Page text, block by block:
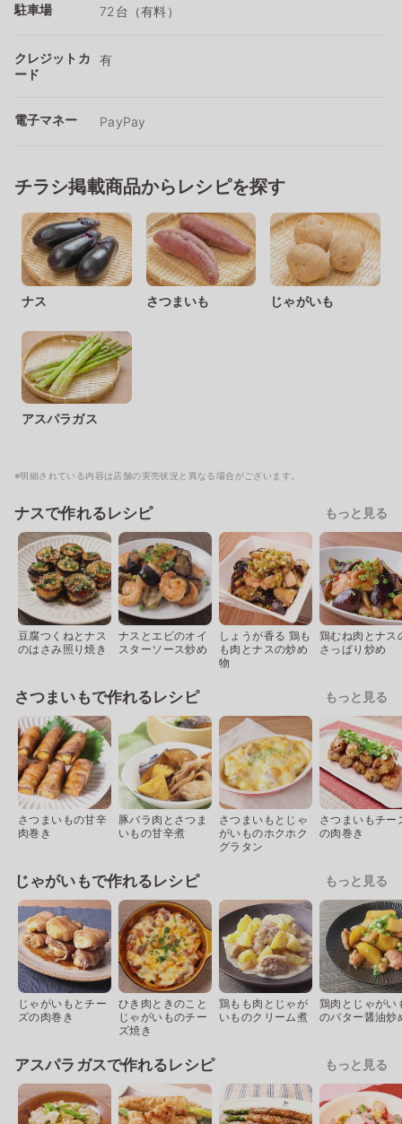
駐車場 72台（有料）
クレジットカ
ード
有
電子マネー PayPay
チラシ掲載商品からレシピを探す
ナス さつまいも じゃがいも
アスパラガス
※明細されている内容は店舗の実売状況と異なる場合がございます。
ナスで作れるレシピ もっと見る
豆腐つくねとナス
のはさみ照り焼き
ナスとエビのオイ
スターソース炒め
しょうが香る 鶏も
も肉とナスの炒め
物
鶏むね肉とナス
さっぱり炒め
さつまいもで作れるレシピ もっと見る
さつまいもの甘辛
肉巻き
豚バラ肉とさつま
いもの甘辛煮
さつまいもとじゃ
がいものホクホク
グラタン
さつまいもチー
の肉巻き
じゃがいもで作れるレシピ もっと見る
じゃがいもとチー
ズの肉巻き
ひき肉ときのこと
じゃがいものチー
ズ焼き
鶏もも肉とじゃが
いものクリーム煮
鶏肉とじゃがい
のバター醤油炒
アスパラガスで作れるレシピ もっと見る